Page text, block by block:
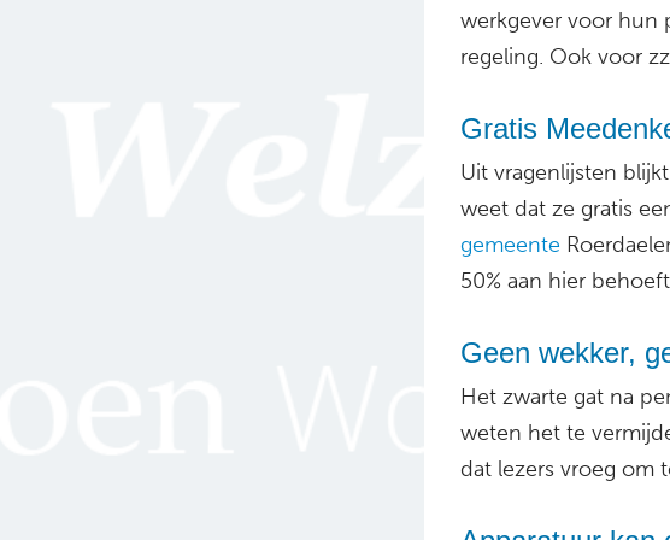
werkgever voor hun
regeling. Ook voor
Gratis
Uit vragenlijsten
weet dat ze gratis
gemeente
50% aan hier
Geen wekker,
Het zwarte gat na
weten het te
dat lezers vroeg om